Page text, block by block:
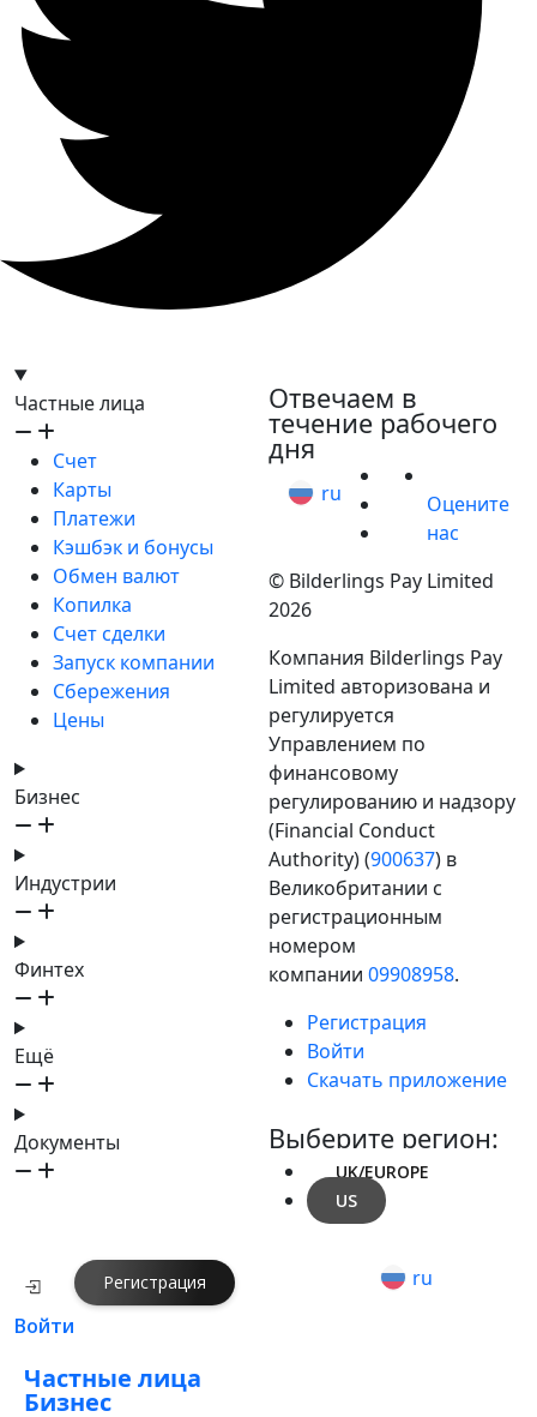
Частные лица
Счет
Карты
Платежи
Кэшбэк и бонусы
Обмен валют
Копилка
Счет сделки
Запуск компании
Сбережения
Цены
Бизнес
Индустрии
Финтех
Ещё
Документы
Отвечаем в
течение рабочего
дня
ru
Оцените
нас
© Bilderlings Pay Limited
2026
Компания Bilderlings Pay
Limited авторизована и
регулируется
Управлением по
финансовому
регулированию и надзору
(Financial Conduct
Authority) (900637) в
Великобритании с
регистрационным
номером
компании 09908958.
Регистрация
Войти
Скачать приложение
Выберите регион:
UK/EUROPE
US
Войти
Регистрация ru
Частные лица
Бизнес